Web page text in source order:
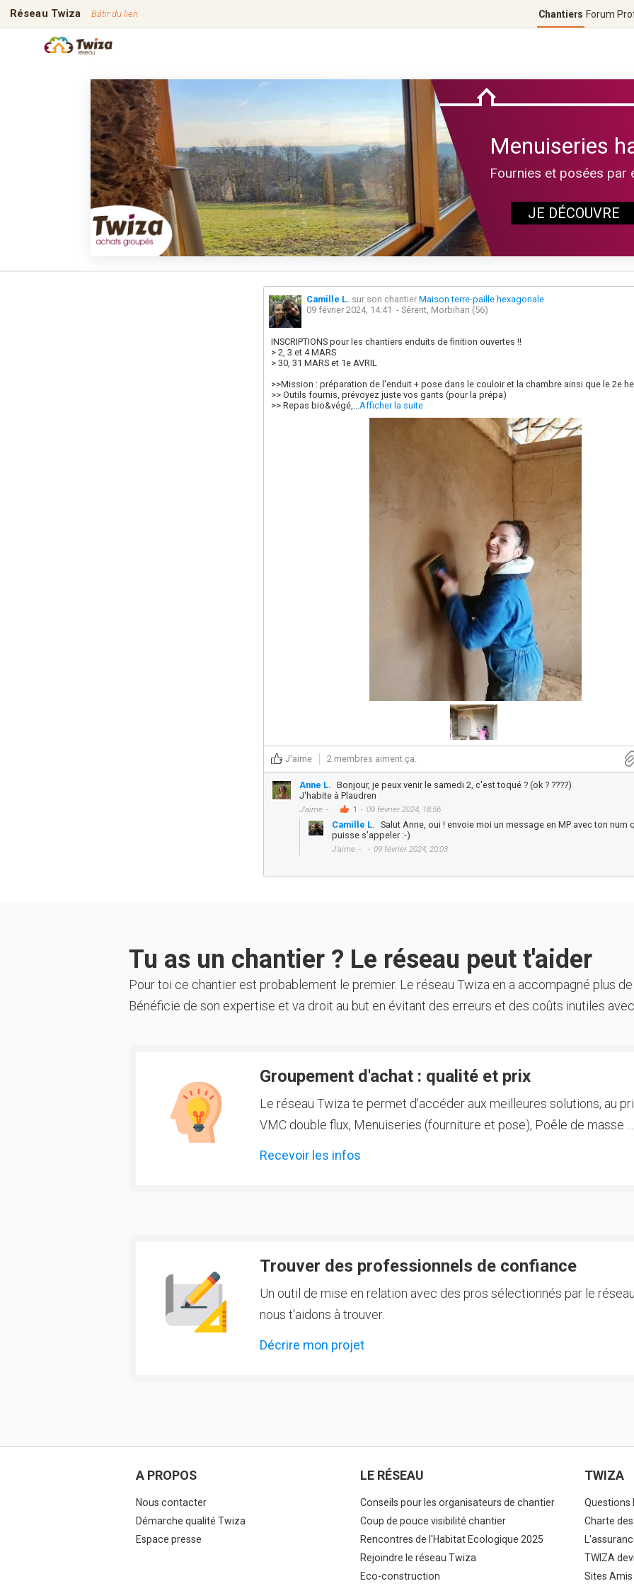
Réseau Twiza · Bâtir du lien Chantiers Forum
Menuiseries
Fournies et posées par
JE DÉCOUVRE
Camille L. sur son chantier Maison terre-paille hexagonale
09 février 2024, 14:41 - Sérent, Morbihan (56)
INSCRIPTIONS pour les chantiers enduits de finition ouvertes !!
> 2, 3 et 4 MARS
> 30, 31 MARS et 1e AVRIL
>>Mission : préparation de l'enduit + pose dans le couloir et la chambre ainsi que le 2e
>> Outils fournis, prévoyez juste vos gants (pour la prépa)
>> Repas bio&végé,...Afficher la suite
J'aime 2 membres aiment ça.
Anne L. Bonjour, je peux venir le samedi 2, c'est toqué ? (ok ? ????)
J'habite à Plaudren
J'aime 1 09 février 2024, 18:56
Camille L. Salut Anne, oui ! envoie moi un message en MP avec ton num
puisse s'appeler :-)
J'aime 09 février 2024, 20:03
Tu as un chantier ? Le réseau peut t'aider
Pour toi ce chantier est probablement le premier. Le réseau Twiza en a accompagné plus de
Bénéficie de son expertise et va droit au but en évitant des erreurs et des coûts inutiles
Groupement d'achat : qualité et prix
Le réseau Twiza te permet d'accéder aux meilleures solutions, au
VMC double flux, Menuiseries (fourniture et pose), Poêle de masse ...
Recevoir les infos
Trouver des professionnels de confiance
Un outil de mise en relation avec des pros sélectionnés par le
nous t'aidons à trouver.
Décrire mon projet
A PROPOS
Nous contacter
Démarche qualité Twiza
Espace presse
LE RÉSEAU
Conseils pour les organisateurs de chantier
Coup de pouce visibilité chantier
Rencontres de l'Habitat Ecologique 2025
Rejoindre le réseau Twiza
Eco-construction
TWIZA
Questions
Charte
TWIZA
Sites Amis